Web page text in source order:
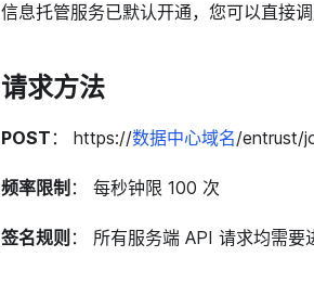
信息托管服务已默认开通，您可以直接
请求方法
POST ： https://数据中心域名/entrust/
频率限制 ： 每秒钟限 100 次
签名规则 ： 所有服务端 API 请求均需要